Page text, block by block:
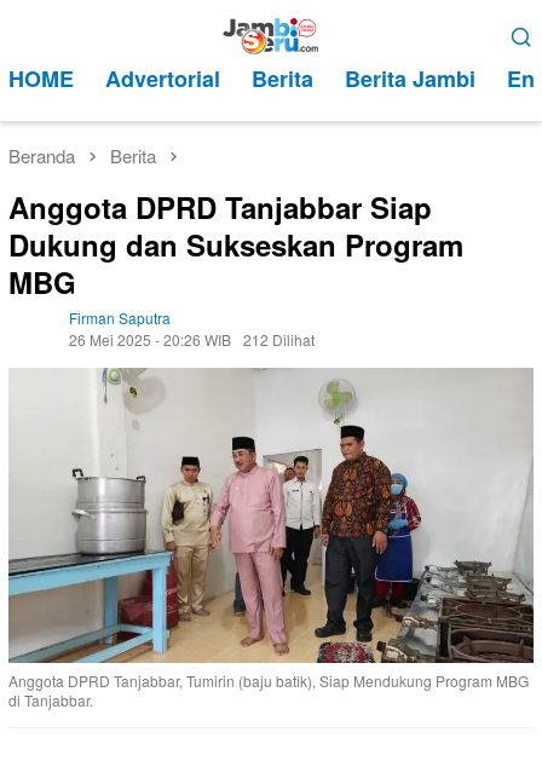
kontenMobile
HOME Advertorial Berita Berita Jambi
Beranda Berita
Anggota DPRD Tanjabbar Siap
Dukung dan Sukseskan Program
MBG
Firman Saputra
26 Mei 2025 - 20:26 WIB 212 Dilihat
Anggota DPRD Tanjabbar, Tumirin (baju batik), Siap Mendukung Program MBG
di Tanjabbar.